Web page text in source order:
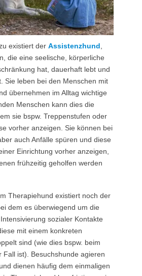
existiert der Assistenzhund,
die eine seelische, körperliche
hat, dauerhaft lebt und
Sie leben bei den Menschen mit
übernehmen im Alltag wichtige
Menschen kann dies die
sie bspw. Treppenstufen oder
vorher anzeigen. Sie können bei
auch Anfälle spüren und diese
Einrichtung vorher anzeigen,
frühzeitig geholfen werden
Therapiehund existiert noch der
dem es überwiegend um die
sozialer Kontakte
mit einem konkreten
sind (wie dies bspw. beim
Fall ist). Besuchshunde agieren
dienen häufig dem einmaligen